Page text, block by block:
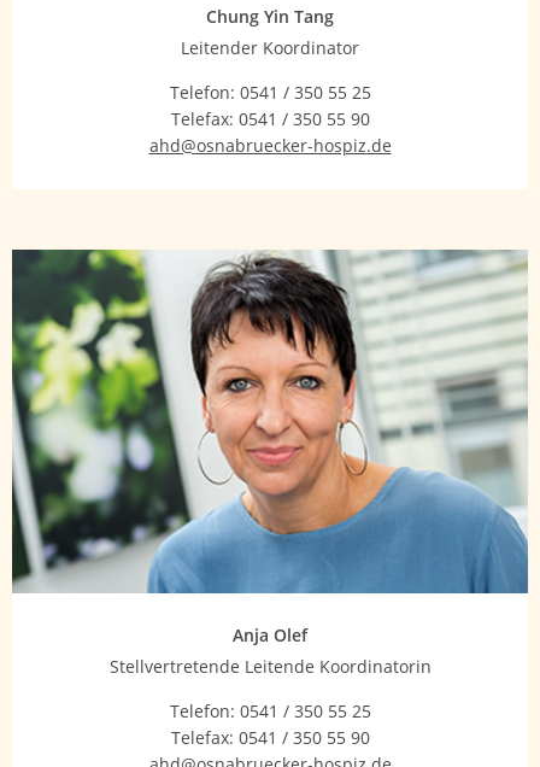
Chung Yin Tang
Leitender Koordinator
Telefon: 0541 / 350 55 25
Telefax: 0541 / 350 55 90
ahd@osnabruecker-hospiz.de
Anja Olef
Stellvertretende Leitende Koordinatorin
Telefon: 0541 / 350 55 25
Telefax: 0541 / 350 55 90